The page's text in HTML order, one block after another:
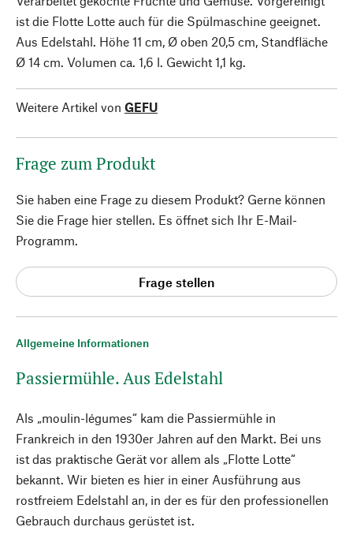
Allgemeine Informationen
Passiermühle. Aus Edelstahl
Als „moulin-légumes“ kam die Passiermühle in
Frankreich in den 1930er Jahren auf den Markt. Bei uns
ist das praktische Gerät vor allem als „Flotte Lotte“
bekannt. Wir bieten es hier in einer Ausführung aus
rostfreiem Edelstahl an, in der es für den professionellen
Gebrauch durchaus gerüstet ist.
ist die Flotte Lotte auch für die Spülmaschine geeignet.
Aus Edelstahl. Höhe 11 cm, Ø oben 20,5 cm, Standfläche
Ø 14 cm. Volumen ca. 1,6 l. Gewicht 1,1 kg.
Weitere Artikel von GEFU
Frage zum Produkt
Sie haben eine Frage zu diesem Produkt? Gerne können
Sie die Frage hier stellen. Es öffnet sich Ihr E-Mail-
Programm.
Frage stellen